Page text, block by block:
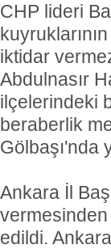
CHP lideri
iktidar
Abdulnasır
ilçelerindeki
beraberlik
Gölbaşı'nda
Ankara İl
edildi.